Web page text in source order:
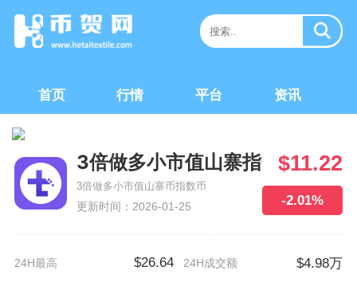
首页 行情 平台 资讯
3倍做多小市值山寨指数
3倍做多小市值山寨币指数币
更新时间：2026-01-25
$11.22
-2.01%
24H最高 $26.64 24H成交额 $4.98万